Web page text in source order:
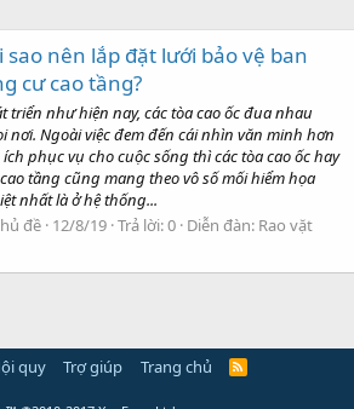
sao nên lắp đặt lưới bảo vệ ban
cư cao tầng?
triển như hiện nay, các tòa cao ốc đua nhau
nơi. Ngoài việc đem đến cái nhìn văn minh hơn
phục vụ cho cuộc sống thì các tòa cao ốc hay
tầng cũng mang theo vô số mối hiểm họa
nhất là ở hệ thống...
đề 12/8/19 Trả lời: 0 Diễn đàn: Rao vặt
quy Trợ giúp Trang chủ